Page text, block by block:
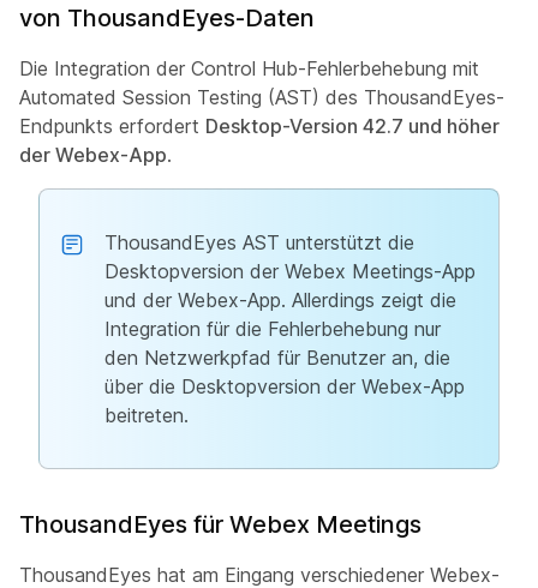
von ThousandEyes-Daten
Die Integration der Control Hub-Fehlerbehebung mit
Automated Session Testing (AST) des ThousandEyes-
Endpunkts erfordert Desktop-Version 42.7 und höher
der Webex-App.
ThousandEyes AST unterstützt die
Desktopversion der Webex Meetings-App
und der Webex-App. Allerdings zeigt die
Integration für die Fehlerbehebung nur
den Netzwerkpfad für Benutzer an, die
über die Desktopversion der Webex-App
beitreten.
ThousandEyes für Webex Meetings
ThousandEyes hat am Eingang verschiedener Webex-